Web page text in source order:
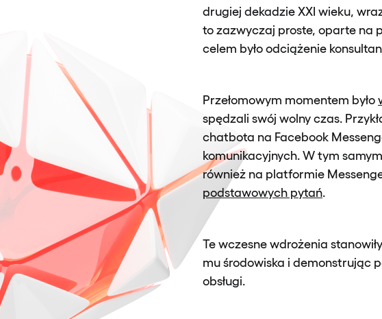
drugiej dekadzie XXI wieku,
to zazwyczaj proste, oparte na
celem było odciążenie
Przełomowym momentem było
spędzali swój wolny czas.
chatbota na Facebook
komunikacyjnych. W tym
również na platformie
podstawowych pytań
Te wczesne wdrożenia
mu środowiska i demonstrując
obsługi.